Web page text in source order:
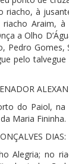
riacho, à
riacho Araim,
a Olho
Pedro
pelo
do Paiol,
Maria Fininha.
DIAS:
Alegria; no